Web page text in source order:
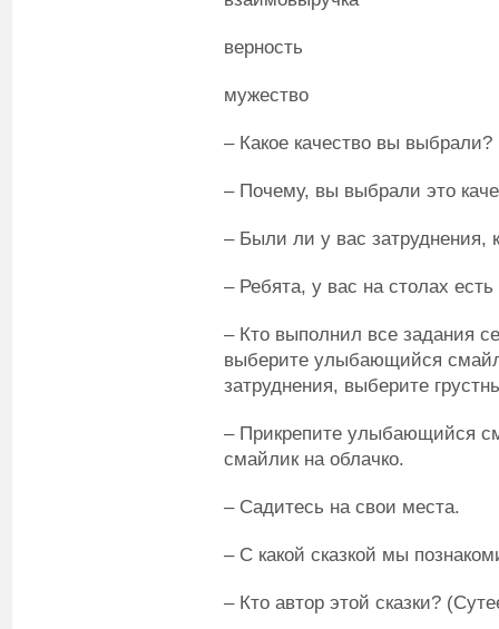
верность
мужество
– Какое качество вы
– Почему, вы выбрали это
– Были ли у вас затруднения,
– Ребята, у вас на столах
– Кто выполнил все задания
выберите улыбающийся
затруднения, выберите
– Прикрепите улыбающийся
смайлик на облачко.
– Садитесь на свои места.
– С какой сказкой мы
– Кто автор этой сказки?